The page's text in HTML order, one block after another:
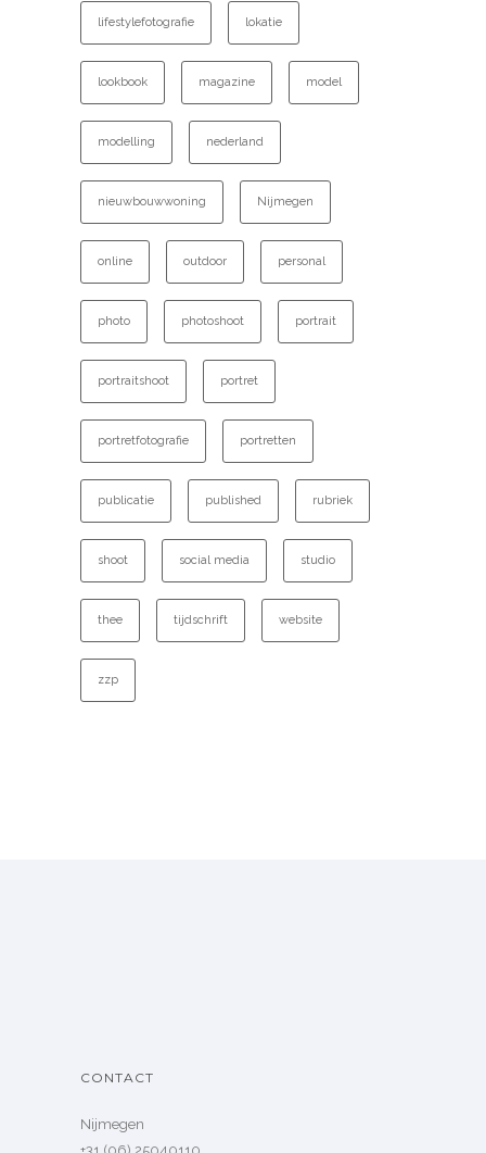
lifestylefotografie lokatie
lookbook magazine model
modelling nederland
nieuwbouwwoning Nijmegen
online outdoor personal
photo photoshoot portrait
portraitshoot portret
portretfotografie portretten
publicatie published rubriek
shoot social media studio
thee tijdschrift website
zzp
CONTACT
Nijmegen